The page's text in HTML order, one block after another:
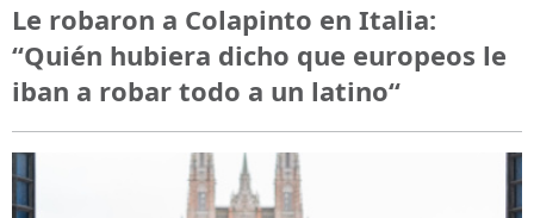
Le robaron a Colapinto en Italia:
“Quién hubiera dicho que europeos le
iban a robar todo a un latino“